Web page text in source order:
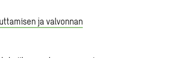
ja valvonnan